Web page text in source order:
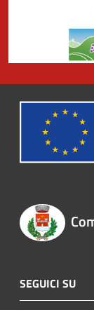
SEGUICI SU